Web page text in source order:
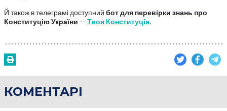
Й також в телеграмі доступний бот для перевірки знань про
Конституцію України — Твоя Конституція.
КОМЕНТАРІ